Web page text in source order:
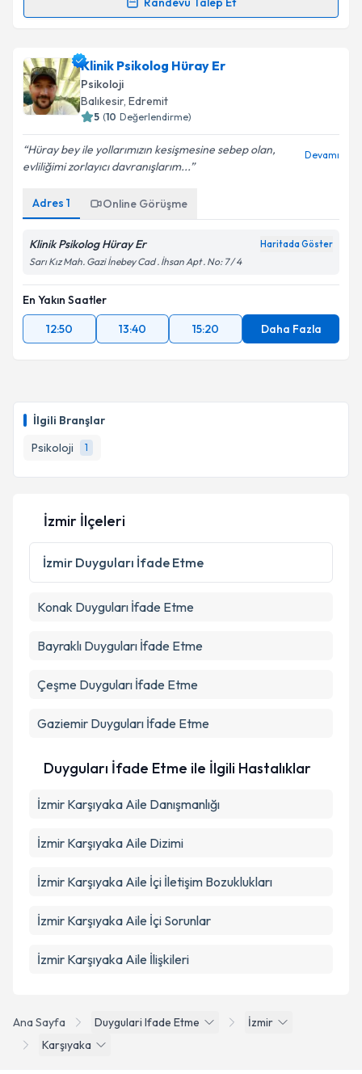
İlgili Branşlar
Psikoloji
1
Randevu Takvimi Talebi
Klinik Psikolog Ayşegül Alkan Önal
takvimi talebi oluşturun. Size bu uzmandan randevu
almanız için bir takvim hazırlandığında e-posta ile
bilgilendireceğiz.
E-posta Adresiniz
Kişisel verilerimin işlenmesine ilişkinAydınlatma
Metni'ni okudum ve kişisel verilerimin belirtilen
kapsamda işlenmesini kabul ediyorum.
Klinik Psikolog Hüray Er
Psikoloji
Balıkesir, Edremit
5 (10 Değerlendirme)
Hüray bey ile yollarımızın kesişmesine sebep olan,
evliliğimi zorlayıcı davranışlarım...
Devamı
Adres 1 Online Görüşme
Klinik Psikolog Hüray Er Haritada Göster
Sarı Kız Mah. Gazi İnebey Cad . İhsan Apt . No: 7 / 4
En Yakın Saatler
12:50
13:40 15:20 Daha Fazla
Ana Sayfa Duygulari Ifade Etme
İzmir
Karşıyaka
İzmir İlçeleri
İzmir Duyguları İfade Etme
Konak Duyguları İfade Etme
Bayraklı Duyguları İfade Etme
Çeşme Duyguları İfade Etme
Gaziemir Duyguları İfade Etme
Duyguları İfade Etme ile İlgili Hastalıklar
İzmir Karşıyaka Aile Danışmanlığı
İzmir Karşıyaka Aile Dizimi
İzmir Karşıyaka Aile İçi İletişim Bozuklukları
İzmir Karşıyaka Aile İçi Sorunlar
İzmir Karşıyaka Aile İlişkileri